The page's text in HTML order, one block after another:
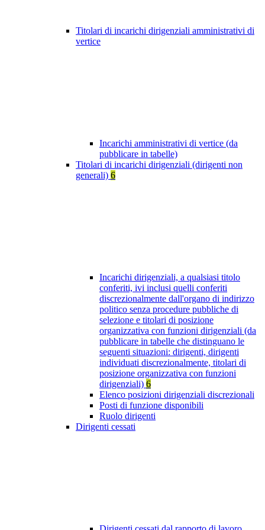
Titolari di incarichi dirigenziali amministrativi di
vertice
Incarichi amministrativi di vertice (da
pubblicare in tabelle)
Titolari di incarichi dirigenziali (dirigenti non
generali) 6
Incarichi dirigenziali, a qualsiasi titolo
conferiti, ivi inclusi quelli conferiti
discrezionalmente dall'organo di indirizzo
politico senza procedure pubbliche di
selezione e titolari di posizione
organizzativa con funzioni dirigenziali (da
pubblicare in tabelle che distinguano le
seguenti situazioni: dirigenti, dirigenti
individuati discrezionalmente, titolari di
posizione organizzativa con funzioni
dirigenziali) 6
Elenco posizioni dirigenziali discrezionali
Posti di funzione disponibili
Ruolo dirigenti
Dirigenti cessati